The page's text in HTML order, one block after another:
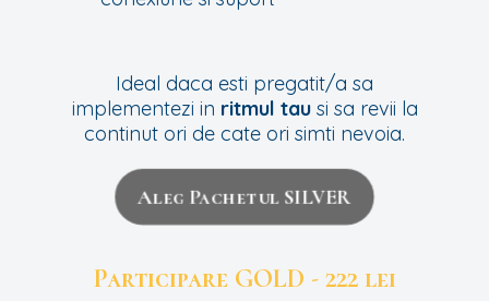
Ideal daca esti pregatit/a sa
implementezi in ritmul tausi sa revii la
continut ori de cate ori simti nevoia.
Aleg Pachetul SILVER
Participare GOLD - 222 lei